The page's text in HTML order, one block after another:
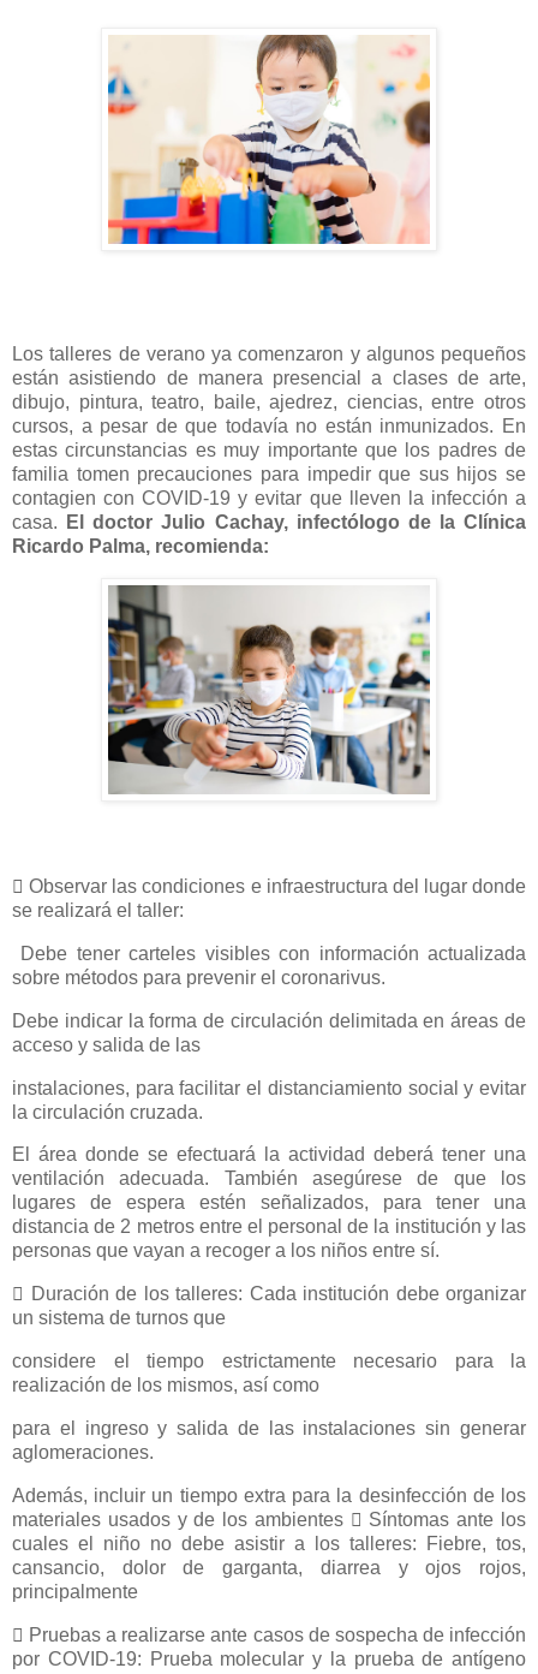
Los talleres de verano ya comenzaron y algunos pequeños
están asistiendo de manera presencial a clases de arte,
dibujo, pintura, teatro, baile, ajedrez, ciencias, entre otros
cursos, a pesar de que todavía no están inmunizados. En
estas circunstancias es muy importante que los padres de
familia tomen precauciones para impedir que sus hijos se
contagien con COVID-19 y evitar que lleven la infección a
casa.
El doctor Julio Cachay, infectólogo de la Clínica
Ricardo Palma, recomienda:
 Observar las condiciones e infraestructura del lugar donde
se realizará el taller:
Debe tenercarteles visibles con información actualizada
sobre métodos para prevenir el coronarivus.
Debe indicar la forma de circulación delimitada en áreas de
acceso y salida de las
instalaciones, para facilitar el distanciamiento social y evitar
la circulación cruzada.
El área donde se efectuará la actividad deberá tener una
ventilación adecuada. También asegúresede que los
lugares de espera estén señalizados, para tener una
distancia de 2 metros entre el personal de la institución y las
personas que vayan a recoger a los niños entre sí.
 Duración de los talleres: Cada institución debe organizar
un sistema de turnos que
considere el tiempo estrictamente necesario para la
realización de los mismos, así como
para el ingreso y salida de las instalaciones sin generar
aglomeraciones.
Además, incluir un tiempo extra para la desinfección de los
materiales usados y de los ambientes  Síntomas ante los
cuales el niño no debe asistir a los talleres: Fiebre, tos,
cansancio, dolorde garganta, diarrea y ojos rojos,
principalmente
 Pruebas a realizarse ante casos de sospecha de infección
por COVID-19: Prueba molecular y la prueba de antígeno